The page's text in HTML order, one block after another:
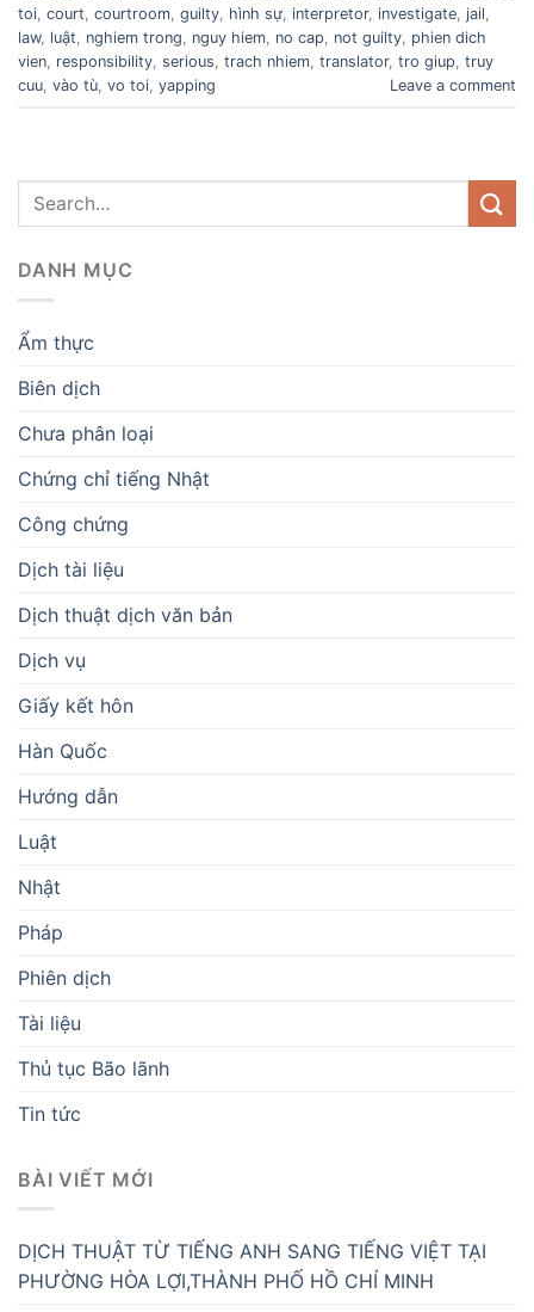
toi court courtroom guilty hình sự interpretor, investigate jail
law, luật nghiem trong nguy hiem no cap not guilty phien dich
vien responsibility serious trach nhiem translator, tro giup truy
cuu vào tù vo toi yapping Leave a comment
DANH MỤC
Ẩm thực
Biên dịch
Chưa phân loại
Chứng chỉ tiếng Nhật
Công chứng
Dịch tài liệu
Dịch thuật dịch văn bản
Dịch vụ
Giấy kết hôn
Hàn Quốc
Hướng dẫn
Luật
Nhật
Pháp
Phiên dịch
Tài liệu
Thủ tục Bão lãnh
Tin tức
BÀI VIẾT MỚI
DỊCH THUẬT TỪ TIẾNG ANH SANG TIẾNG VIỆT TẠI
PHƯỜNG HÒA LỢI,THÀNH PHỐ HỒ CHÍ MINH